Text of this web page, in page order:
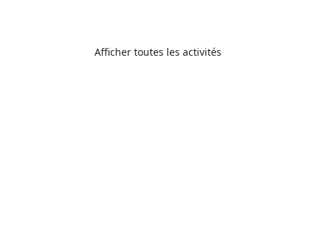
conserver son charme authentique.
Afficher toutes les activités